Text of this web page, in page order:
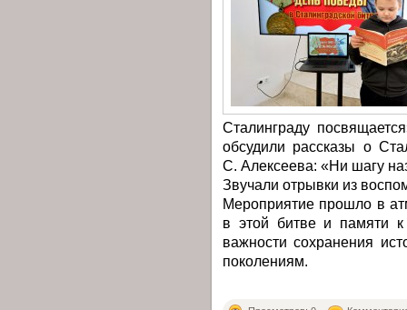
Сталинграду
обсудили рассказы о
С. Алексеева: «Ни шагу
Звучали отрывки из
Мероприятие прошло в
в этой битве и памяти
важности сохранения
поколениям.